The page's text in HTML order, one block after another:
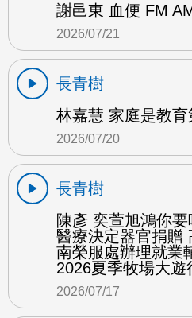
謝邑東 血便 FM
2026/07/21
長青樹
林嘉慧 家庭是教
2026/07/20
長青樹
陳彥 奕萱旭鴻你
醫療決定器官捐贈
南榮服處辦理就業
2026夏季牧場大遊
2026/07/17